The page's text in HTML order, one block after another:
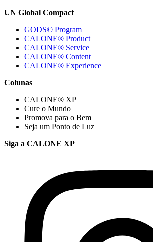
UN Global Compact
GODS© Program
CALONE® Product
CALONE® Service
CALONE® Content
CALONE® Experience
Colunas
CALONE® XP
Cure o Mundo
Promova para o Bem
Seja um Ponto de Luz
Siga a CALONE XP